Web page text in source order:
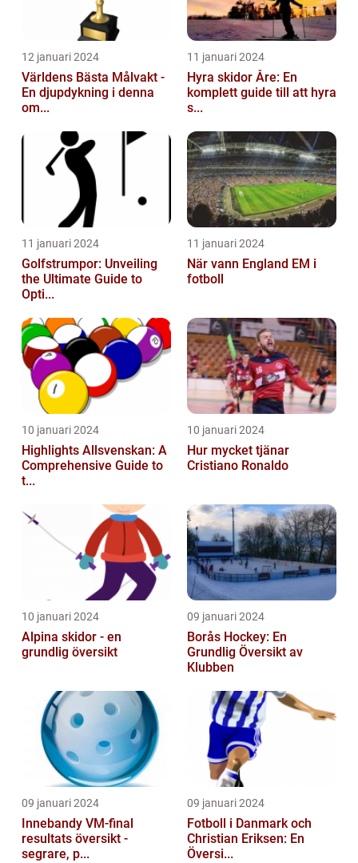
12 januari 2024
Världens Bästa Målvakt -
En djupdykning i denna
om...
11 januari 2024
Hyra skidor Åre: En
komplett guide till att hyra
s...
11 januari 2024
Golfstrumpor: Unveiling
the Ultimate Guide to
Opti...
11 januari 2024
När vann England EM i
fotboll
10 januari 2024
Highlights Allsvenskan: A
Comprehensive Guide to
t...
10 januari 2024
Hur mycket tjänar
Cristiano Ronaldo
10 januari 2024
Alpina skidor - en
grundlig översikt
09 januari 2024
Borås Hockey: En
Grundlig Översikt av
Klubben
09 januari 2024
Innebandy VM-final
resultats översikt -
segrare, p...
09 januari 2024
Fotboll i Danmark och
Christian Eriksen: En
Översi...